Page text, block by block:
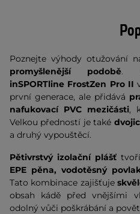
Poznejte výhody otužování
promyšlenější podobě.
inSPORTline FrostZen Pro II
první generace, ale přidává
nafukovací PVC mezičásti,
Velkou předností je také
a druhý vypouštěcí.
Pětivrstvý izolační plášť
EPE pěna, vodotěsný
Tato kombinace zajišťuje
obsah kádě před vnějšími
odolný vůči poškrábání a